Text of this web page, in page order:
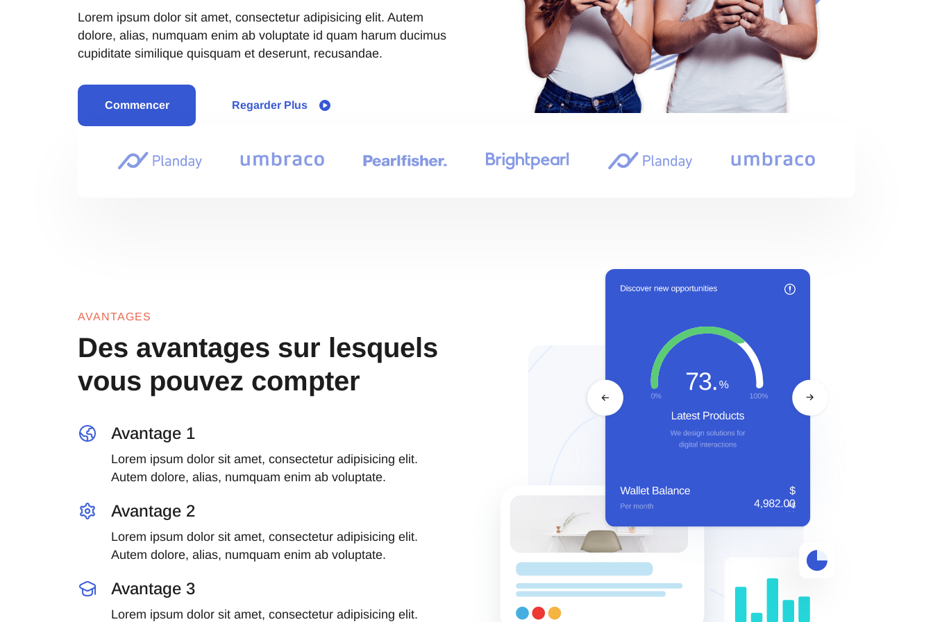
Lorem ipsum dolor sit amet, consectetur adipisicing elit. Autem
dolore, alias, numquam enim ab voluptate id quam harum ducimus
cupiditate similique quisquam et deserunt, recusandae.
Commencer Regarder Plus
AVANTAGES
Des avantages sur lesquels
vous pouvez compter
Avantage 1
Lorem ipsum dolor sit amet, consectetur adipisicing elit.
Autem dolore, alias, numquam enim ab voluptate.
Avantage 2
Lorem ipsum dolor sit amet, consectetur adipisicing elit.
Autem dolore, alias, numquam enim ab voluptate.
Avantage 3
Lorem ipsum dolor sit amet, consectetur adipisicing elit.